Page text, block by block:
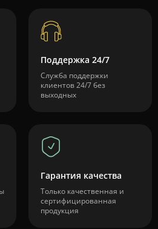
Поддержка 24/7
Служба поддержки
клиентов 24/7 без
выходных
Гарантия качества
Только качественная и
сертифицированная
продукция